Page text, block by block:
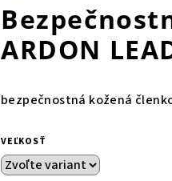
ARDON
bezpečnostná kožená
VEĽKOSŤ